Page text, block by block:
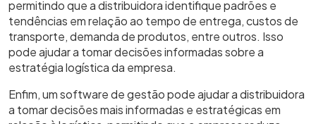
permitindo que a distribuidora identifique padrões e
tendências em relação ao tempo de entrega, custos de
transporte, demanda de produtos, entre outros. Isso
pode ajudar a tomar decisões informadas sobre a
estratégia logística da empresa.
Enfim, um software de gestão pode ajudar a distribuidora
a tomar decisões mais informadas e estratégicas em